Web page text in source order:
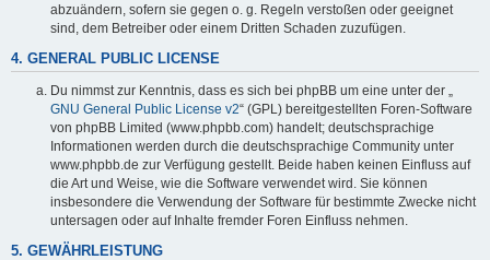
abzuändern, sofern sie gegen o. g. Regeln verstoßen oder geeignet
sind, dem Betreiber oder einem Dritten Schaden zuzufügen.
4. GENERAL PUBLIC LICENSE
Du nimmst zur Kenntnis, dass es sich bei phpBB um eine unter der „
GNU General Public License v2“ (GPL) bereitgestellten Foren-Software
von phpBB Limited (www.phpbb.com) handelt; deutschsprachige
Informationen werden durch die deutschsprachige Community unter
www.phpbb.de zur Verfügung gestellt. Beide haben keinen Einfluss auf
die Art und Weise, wie die Software verwendet wird. Sie können
insbesondere die Verwendung der Software für bestimmte Zwecke nicht
untersagen oder auf Inhalte fremder Foren Einfluss nehmen.
5. GEWÄHRLEISTUNG